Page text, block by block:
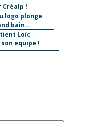
Créalp !
logo plonge
bain…
Loïc
équipe !